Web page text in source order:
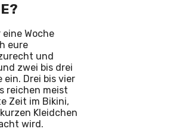
Woche
eure
und
zwei bis drei
ein. Drei bis vier
reichen meist
Zeit im Bikini,
Kleidchen
wird.